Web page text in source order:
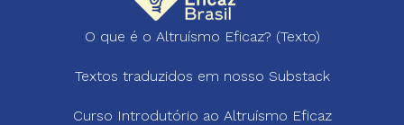
O que é o Altruísmo Eficaz? (Texto)
Textos traduzidos em nosso Substack
Curso Introdutório ao Altruísmo Eficaz